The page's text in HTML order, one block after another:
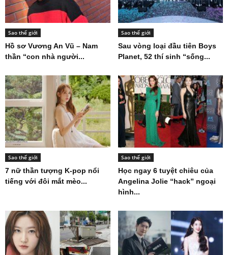
Sao thế giới
Hồ sơ Vương An Vũ – Nam
thần “con nhà người...
Sao thế giới
Sau vòng loại đầu tiên Boys
Planet, 52 thí sinh “sống...
Sao thế giới
7 nữ thần tượng K-pop nổi
tiếng với đôi mắt mèo...
Sao thế giới
Học ngay 6 tuyệt chiêu của
Angelina Jolie “hack” ngoại
hình...